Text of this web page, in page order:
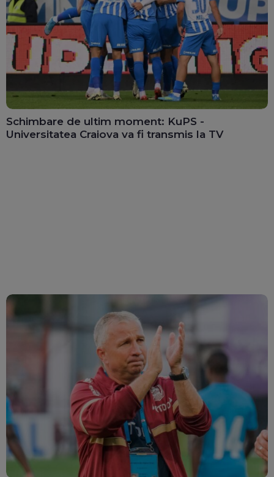
Schimbare de ultim moment: KuPS -
Universitatea Craiova va fi transmis la TV